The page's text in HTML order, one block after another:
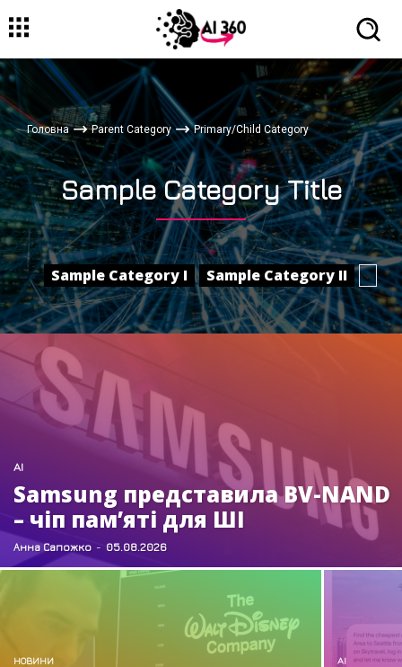
Головна Parent Category Primary/Child Category
Sample Category Title
Sample Category I Sample Category II
AI
Samsung представила BV-NAND
– чіп пам’яті для ШІ
Анна Сапожко - 05.08.2026
НОВИНИ AI